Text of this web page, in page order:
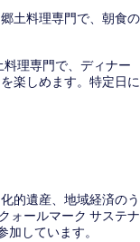
土料理専門で、朝食の
料理専門で、ディナー
楽しめます。特定日に
的遺産、地域経済のう
ォールマーク サステナ
しています。